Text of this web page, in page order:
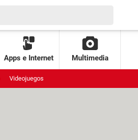
Apps e Internet Multimedia
Videojuegos